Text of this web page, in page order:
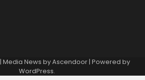
| Media News byAscendoor| Powered by
WordPress.